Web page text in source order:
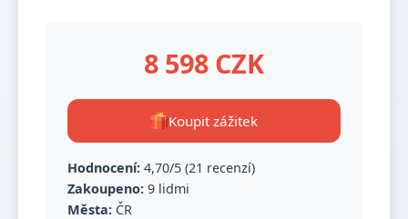
8 598 CZK
Koupit zážitek
Hodnocení: 4,70/5 (21 recenzí)
Zakoupeno: 9 lidmi
Města: ČR